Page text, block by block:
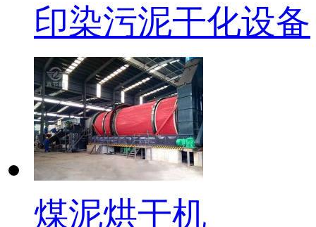
印染污泥干化设备
煤泥烘干机